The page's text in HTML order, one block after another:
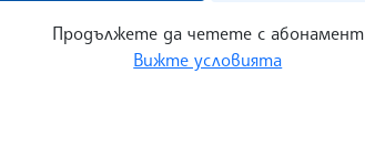
Продължете да четете с абонамент
Вижте условията